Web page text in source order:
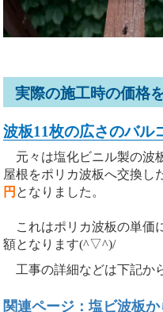
実際の施工時の価格
波板11枚の広さのバル
元々は塩化ビニル製の波
屋根をポリカ波板へ交換し
円 となりました。
これはポリカ波板の単価
額となります(^▽^)/
工事の詳細などは下記か
関連ページ：塩ビ波板